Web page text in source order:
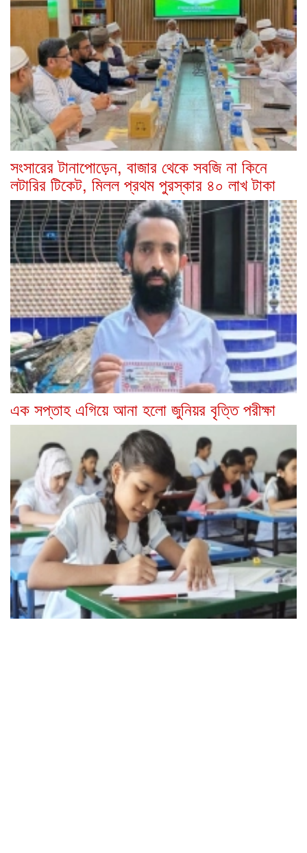
সংসারের টানাপোড়েন, বাজার থেকে সবজি না কিনে
লটারির টিকেট, মিলল প্রথম পুরস্কার ৪০ লাখ টাকা
এক সপ্তাহ এগিয়ে আনা হলো জুনিয়র বৃত্তি পরীক্ষা